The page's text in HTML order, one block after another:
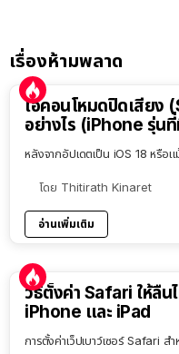
เรื่องห้ามพลาด
ไอคอนโหมดปิดเสียง
อย่างไร (iPhone รุ่น
หลังจากอัปเดตเป็น iOS 18 หรือ
โดย Thitirath Kinaret
อ่านเพิ่มเติม
วิธีตั้งค่า Safari ให้ลื่น
iPhone และ iPad
การตั้งค่าเว็ปเบาว์เซอร์ Safari